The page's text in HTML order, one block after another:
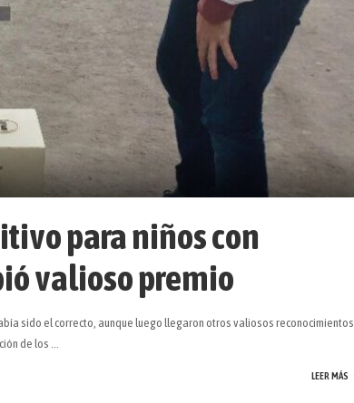
para niños con
valioso premio
sido el correcto, aunque luego llegaron otros valiosos reconocimientos
de los
LEER MÁS